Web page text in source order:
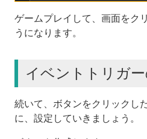
ゲームプレイして、画面をク
うになります。
イベントトリガ
続いて、ボタンをクリックし
に、設定していきましょう。